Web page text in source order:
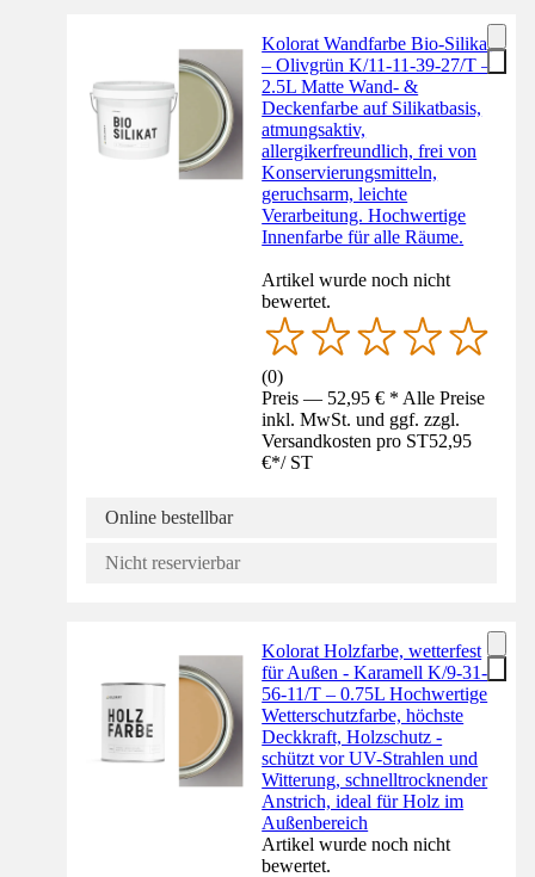
Kolorat Wandfarbe Bio-Silikat
– Olivgrün K/11-11-39-27/T –
2.5L Matte Wand- &
Deckenfarbe auf Silikatbasis,
atmungsaktiv,
allergikerfreundlich, frei von
Konservierungsmitteln,
geruchsarm, leichte
Verarbeitung. Hochwertige
Innenfarbe für alle Räume.
Artikel wurde noch nicht
bewertet.
(0)
Preis — 52,95 € * Alle Preise
inkl. MwSt. und ggf. zzgl.
Versandkosten pro ST52,95
€*/ ST
Online bestellbar
Nicht reservierbar
Kolorat Holzfarbe, wetterfest
für Außen - Karamell K/9-31-
56-11/T – 0.75L Hochwertige
Wetterschutzfarbe, höchste
Deckkraft, Holzschutz -
schützt vor UV-Strahlen und
Witterung, schnelltrocknender
Anstrich, ideal für Holz im
Außenbereich
Artikel wurde noch nicht
bewertet.